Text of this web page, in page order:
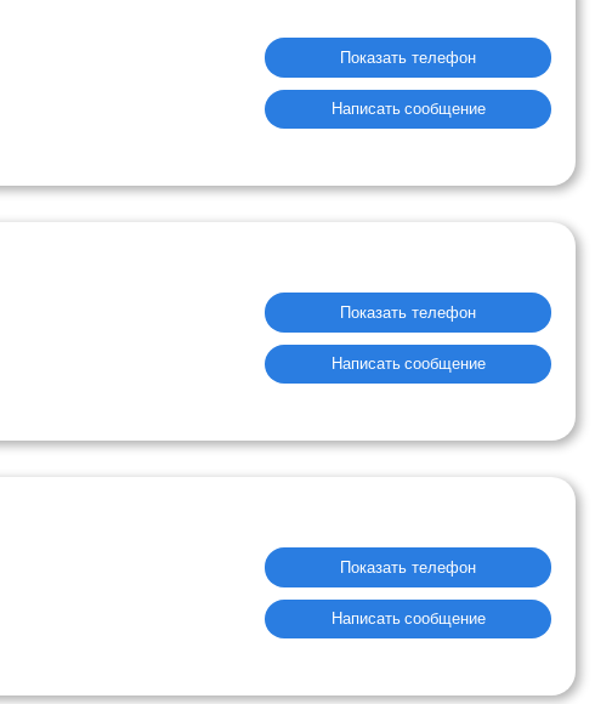
Показать телефон
Написать сообщение
Показать телефон
Написать сообщение
Показать телефон
Написать сообщение